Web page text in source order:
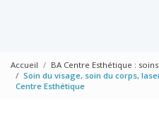
Accueil
BA Centre Esthétique :
Soin du visage, soin du corps,
Centre Esthétique